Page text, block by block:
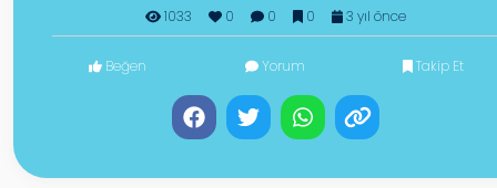
1033 0 0 0 3 yıl önce
Beğen Yorum Takip Et